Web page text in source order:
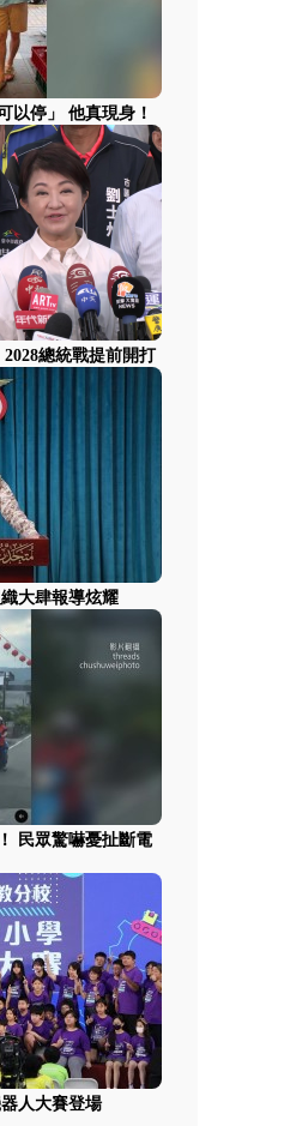
以停」 他真現身！
總統戰提前開打
大肆報導炫耀
民眾驚嚇憂扯斷電
人大賽登場